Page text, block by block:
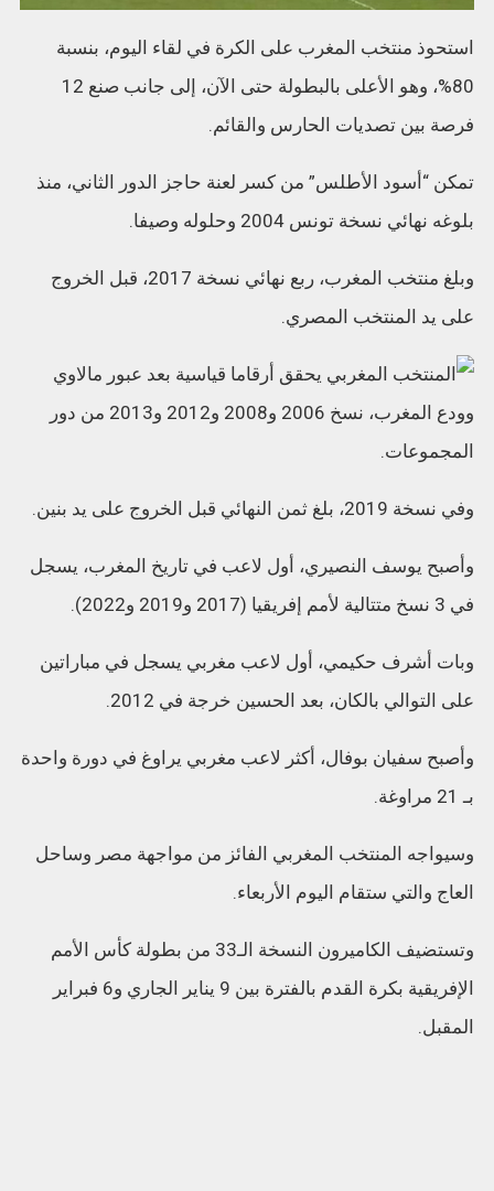
استحوذ منتخب المغرب على الكرة في لقاء اليوم، بنسبة
80%، وهو الأعلى بالبطولة حتى الآن، إلى جانب صنع 12
فرصة بين تصديات الحارس والقائم.
تمكن “أسود الأطلس” من كسر لعنة حاجز الدور الثاني، منذ
بلوغه نهائي نسخة تونس 2004 وحلوله وصيفا.
وبلغ منتخب المغرب، ربع نهائي نسخة 2017، قبل الخروج
على يد المنتخب المصري.
وودع المغرب، نسخ 2006 و2008 و2012 و2013 من دور
المجموعات.
وفي نسخة 2019، بلغ ثمن النهائي قبل الخروج على يد بنين.
وأصبح يوسف النصيري، أول لاعب في تاريخ المغرب، يسجل
في 3 نسخ متتالية لأمم إفريقيا (2017 و2019 و2022).
وبات أشرف حكيمي، أول لاعب مغربي يسجل في مباراتين
على التوالي بالكان، بعد الحسين خرجة في 2012.
وأصبح سفيان بوفال، أكثر لاعب مغربي يراوغ في دورة واحدة
بـ 21 مراوغة.
وسيواجه المنتخب المغربي الفائز من مواجهة مصر وساحل
العاج والتي ستقام اليوم الأربعاء.
وتستضيف الكاميرون النسخة الـ33 من بطولة كأس الأمم
الإفريقية بكرة القدم بالفترة بين 9 يناير الجاري و6 فبراير
المقبل.